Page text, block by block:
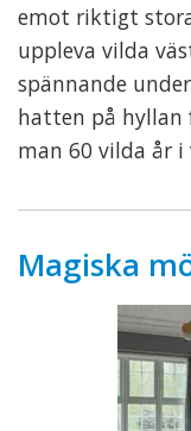
emot riktigt
uppleva vilda
spännande
hatten på hyllan
man 60 vilda år i
Magiska